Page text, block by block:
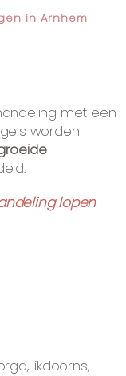
in Arnhem
met een
worden
lopen
likdoorns,